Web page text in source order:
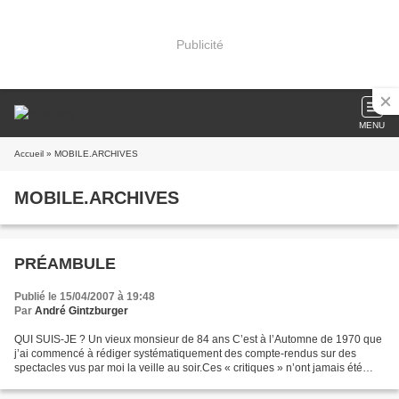
Publicité
MENU
Accueil » MOBILE.ARCHIVES
MOBILE.ARCHIVES
PRÉAMBULE
Publié le 15/04/2007 à 19:48
Par André Gintzburger
QUI SUIS-JE ? Un vieux monsieur de 84 ans C’est à l’Automne de 1970 que
j’ai commencé à rédiger systématiquement des compte-rendus sur des
spectacles vus par moi la veille au soir.Ces « critiques » n’ont jamais été